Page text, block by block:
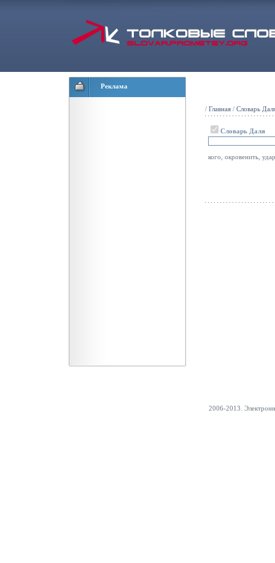
Реклама
/ Главная / Словарь
Словарь Даля
кого, окровенить,
2006-2013.